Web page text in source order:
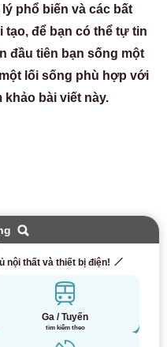
phổ biến và các bất
để bạn có thể tự tin
đầu tiên bạn sống một
lối sống phù hợp với
khảo bài viết này.
nội thất và thiết bị điện!
Ga / Tuyến
tìm kiếm theo